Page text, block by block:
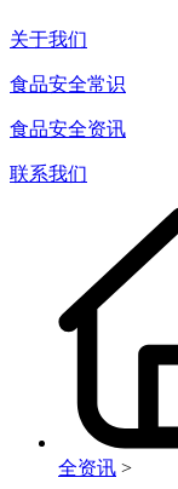
关于我们
食品安全常识
食品安全资讯
联系我们
全资讯 >